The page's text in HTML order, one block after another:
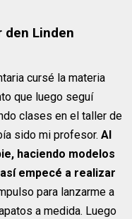
den Linden
cursé la materia
que luego seguí
clases en el taller de
sido mi profesor.Al
haciendo modelos
empecé a realizar
para lanzarme a
a medida. Luego